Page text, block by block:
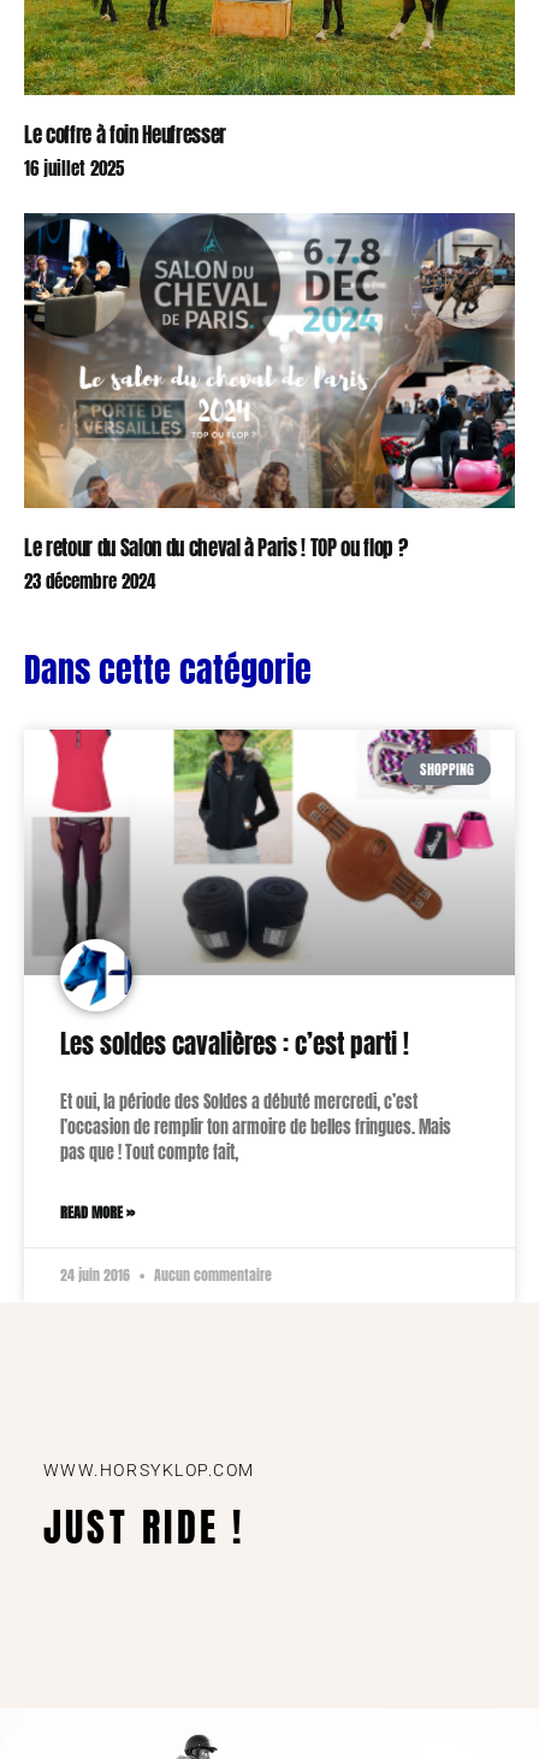
Le coffre à foin Heufresser
16 juillet 2025
Le retour du Salon du cheval à Paris ! TOP ou flop ?
23 décembre 2024
Dans cette catégorie
SHOPPING
Les soldes cavalières : c’est parti !
Et oui, la période des Soldes a débuté mercredi, c’est
l’occasion de remplir ton armoire de belles fringues. Mais
pas que ! Tout compte fait,
READ MORE »
24 juin 2016 Aucun commentaire
WWW.HORSYKLOP.COM
JUST RIDE !